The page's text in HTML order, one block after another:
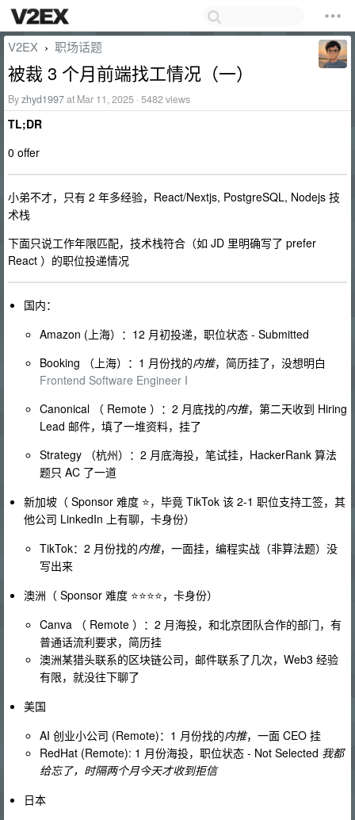
V2EX › 职场话题
被裁 3 个月前端找工情况（一）
Byzhyd1997at Mar 11, 2025 · 5482 views
TL;DR
0 offer
小弟不才，只有 2 年多经验，React/Nextjs, PostgreSQL, Nodejs 技
术栈
下面只说工作年限匹配，技术栈符合（如 JD 里明确写了 prefer
React ）的职位投递情况
国内：
Amazon (上海）：12 月初投递，职位状态 - Submitted
Booking （上海）：1 月份找的内推，简历挂了，没想明白
Frontend Software Engineer I
Canonical （ Remote ）：2 月底找的内推，第二天收到 Hiring
Lead 邮件，填了一堆资料，挂了
Strategy （杭州）：2 月底海投，笔试挂，HackerRank 算法
题只 AC 了一道
新加坡（ Sponsor 难度 ⭐️，毕竟 TikTok 该 2-1 职位支持工签，其
他公司 LinkedIn 上有聊，卡身份）
TikTok：2 月份找的内推，一面挂，编程实战（非算法题）没
写出来
澳洲（ Sponsor 难度 ⭐️⭐️⭐️⭐️，卡身份）
Canva （ Remote ）：2 月海投，和北京团队合作的部门，有
普通话流利要求，简历挂
澳洲某猎头联系的区块链公司，邮件联系了几次，Web3 经验
有限，就没往下聊了
美国
AI 创业小公司 (Remote)：1 月份找的内推，一面 CEO 挂
RedHat (Remote): 1 月份海投，职位状态 - Not Selected 我都
给忘了，时隔两个月今天才收到拒信
日本